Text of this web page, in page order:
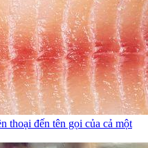
thoại đến tên gọi của cả một